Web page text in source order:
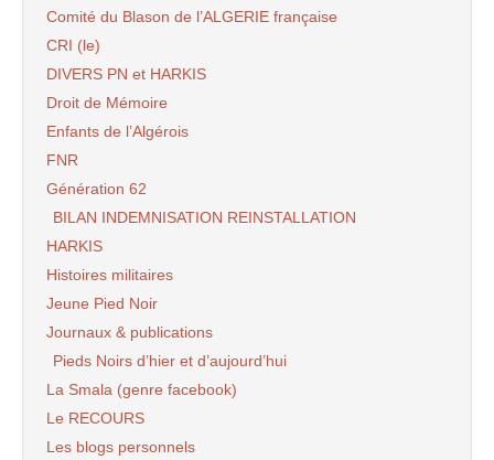
Comité du Blason de l’ALGERIE française
CRI (le)
DIVERS PN et HARKIS
Droit de Mémoire
Enfants de l’Algérois
FNR
Génération 62
BILAN INDEMNISATION REINSTALLATION
HARKIS
Histoires militaires
Jeune Pied Noir
Journaux & publications
Pieds Noirs d’hier et d’aujourd’hui
La Smala (genre facebook)
Le RECOURS
Les blogs personnels